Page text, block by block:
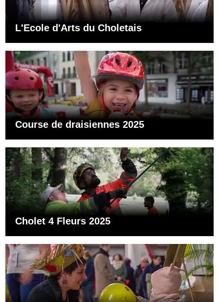
L'Ecole d'Arts du Choletais
Course de draisiennes 2025
Cholet 4 Fleurs 2025